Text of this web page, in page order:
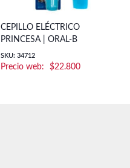
CEPILLO ELÉCTRICO
PRINCESA | ORAL-B
SKU: 34712
$22.800